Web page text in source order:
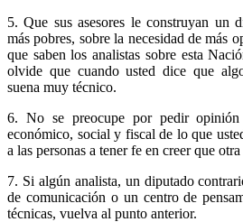
5. Que sus asesores le construyan un
más pobres, sobre la necesidad de más
que saben los analistas sobre esta
olvide que cuando usted dice que
suena muy técnico.
6. No se preocupe por pedir
económico, social y fiscal de lo que
a las personas a tener fe en creer que
7. Si algún analista, un diputado
de comunicación o un centro de
técnicas, vuelva al punto anterior.